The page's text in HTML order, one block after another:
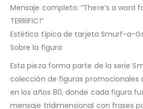
Mensaje completo: “There’s a word
TERRIFIC!”
Estética típica de tarjeta Smurf-a-
Sobre la figura
Esta pieza forma parte de la serie
colección de figuras promocionales
en los años 80, donde cada figura
mensaje tridimensional con frases